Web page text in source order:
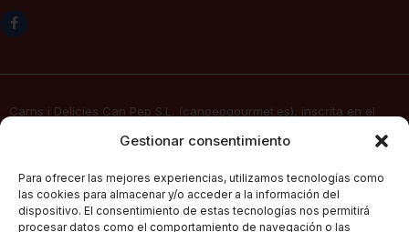
Gestionar consentimiento
Para ofrecer las mejores experiencias, utilizamos tecnologías como
las cookies para almacenar y/o acceder a la información del
dispositivo. El consentimiento de estas tecnologías nos permitirá
procesar datos como el comportamiento de navegación o las
Carns i Delicies Can Pep S.L. (canpepgourmet.es), inscrita en el
1ª, fecha 02/06/2025, con domicilio social en c/ Major Nº 115,
sus servicios de venta electrónica por Internet a través de su
página web canpepgourmet.es